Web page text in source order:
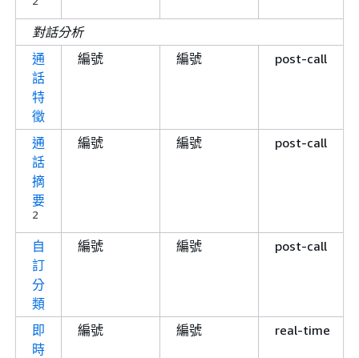
對話分析
通
話
特
徵
編號 編號 post-call
通
話
摘
要
2
編號 編號 post-call
自
訂
分
類
編號 編號 post-call
即
時
編號 編號 real-time